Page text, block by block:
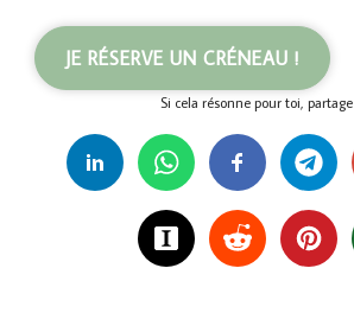
JE RÉSERVE UN CRÉNEAU !
Si cela résonne pour toi, partage